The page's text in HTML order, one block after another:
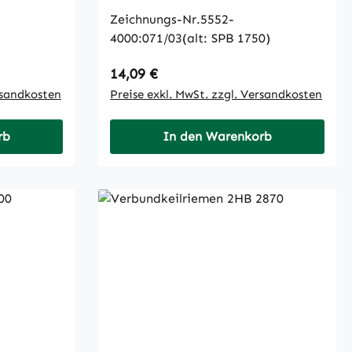
Zeichnungs-Nr.5552-
4000:071/03(alt: SPB 1750)
Regulärer Preis:
14,09 €
Preise exkl. MwSt. zzgl. Versandkosten
In den Warenkorb